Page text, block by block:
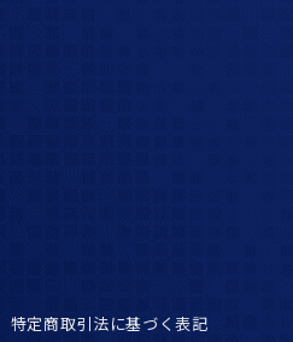
特定商取引法に基づく表記